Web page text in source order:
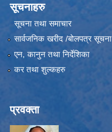
सूचनाहरु
सूचना तथा समाचार
सार्वजनिक खरीद /बोलपत्र सूचना
एन, कानुन तथा निर्देशिका
कर तथा शुल्कहरु
प्रवक्ता